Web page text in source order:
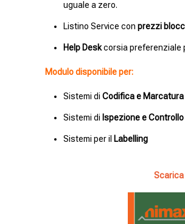
uguale a zero.
Listino Service conprezzi
Help Deskcorsia preferenziale
Modulo disponibile per:
Sistemi diCodifica e Marcatura
Sistemi diIspezione e Controllo
Sistemi per ilLabelling